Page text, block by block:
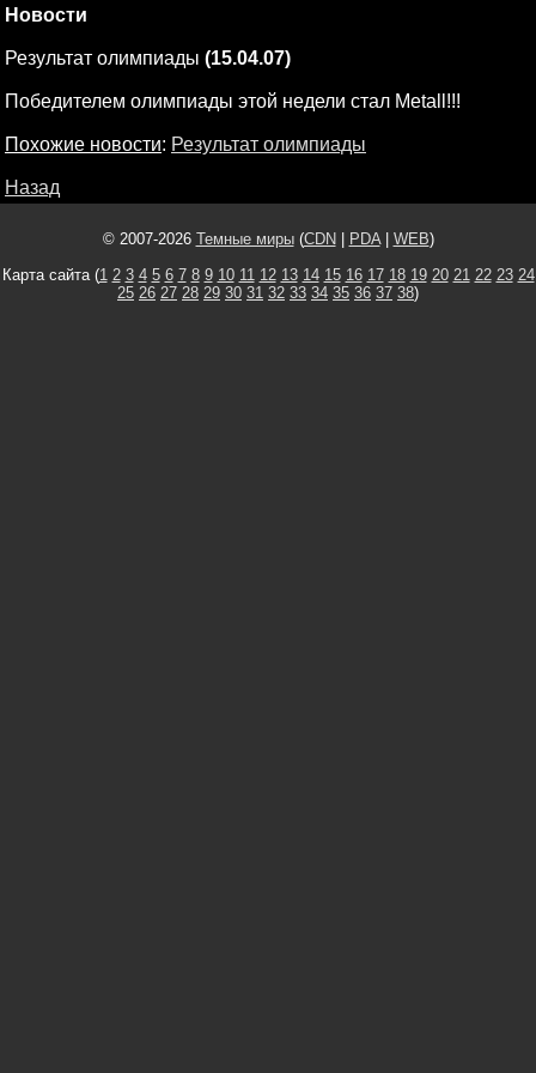
Новости
Результат олимпиады (15.04.07)
Победителем олимпиады этой недели стал Metall!!!
Похожие новости: Результат олимпиады
Назад
© 2007-2026 Темные миры(CDN PDA| WEB)
Карта сайта (1 2 3 4 5 6 7 8 9 10 11 12 13 14 15 16 17 18 19 20 21 22 23 24
25 26 27 28 29 30 31 32 33 34 35 36 37 38)